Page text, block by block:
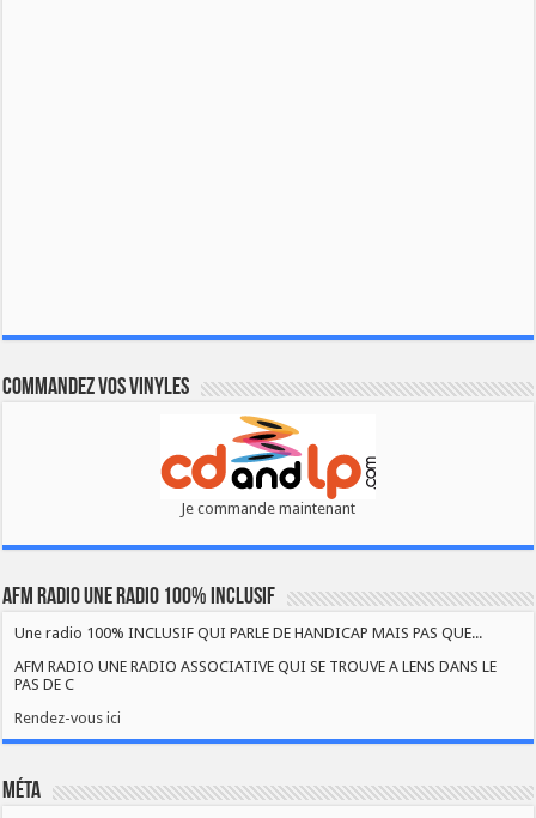
Commandez vos vinyles
Je commande maintenant
AFM RADIO UNE RADIO 100% INCLUSIF
Une radio 100% INCLUSIF QUI PARLE DE HANDICAP MAIS PAS QUE...
AFM RADIO UNE RADIO ASSOCIATIVE QUI SE TROUVE A LENS DANS LE
PAS DE C
Rendez-vous ici
Méta